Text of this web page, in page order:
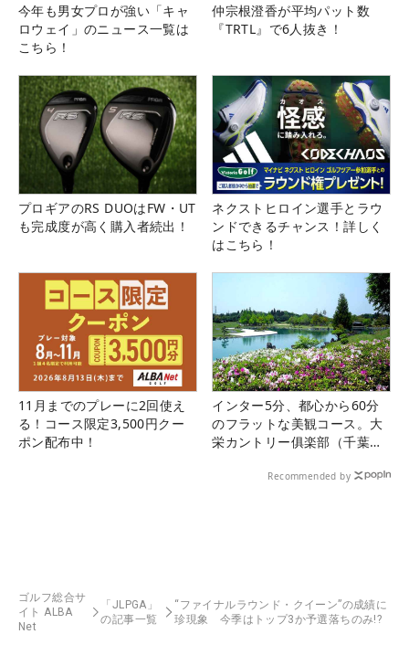
今年も男女プロが強い「キャ
ロウェイ」のニュース一覧は
こちら！
仲宗根澄香が平均パット数
『TRTL』で6人抜き！
プロギアのRS DUOはFW・UT
も完成度が高く購入者続出！
ネクストヒロイン選手とラウ
ンドできるチャンス！詳しく
はこちら！
11月までのプレーに2回使え
る！コース限定3,500円クー
ポン配布中！
インター5分、都心から60分
のフラットな美観コース。大
栄カントリー俱楽部（千葉
Recommended by
ゴルフ総合サ
イト ALBA
Net
「JLPGA」
の記事一覧
“ファイナルラウンド・クイーン”の成績に
珍現象 今季はトップ3か予選落ちのみ!?